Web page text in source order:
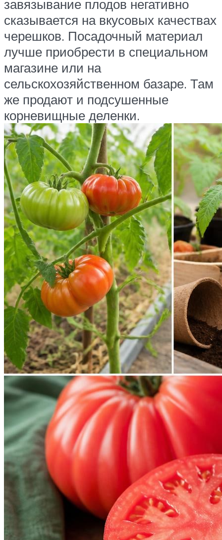
завязывание плодов негативно
сказывается на вкусовых качествах
черешков. Посадочный материал
лучше приобрести в специальном
магазине или на
сельскохозяйственном базаре. Там
же продают и подсушенные
корневищные деленки.